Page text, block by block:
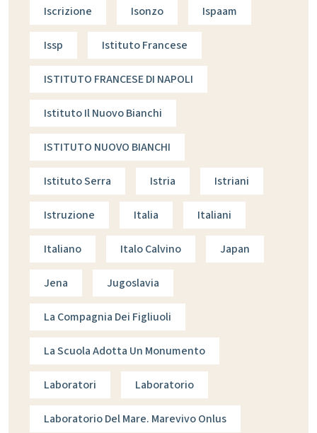
Iscrizione Isonzo Ispaam
Issp Istituto Francese
ISTITUTO FRANCESE DI NAPOLI
Istituto Il Nuovo Bianchi
ISTITUTO NUOVO BIANCHI
Istituto Serra Istria Istriani
Istruzione Italia Italiani
Italiano Italo Calvino Japan
Jena Jugoslavia
La Compagnia Dei Figliuoli
La Scuola Adotta Un Monumento
Laboratori Laboratorio
Laboratorio Del Mare. Marevivo Onlus